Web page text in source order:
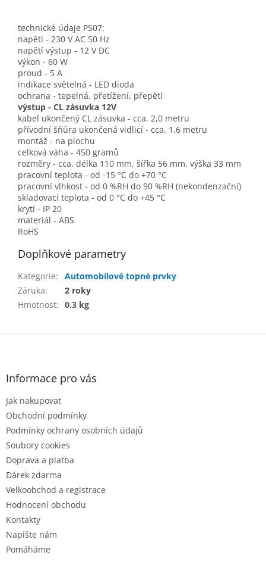
technické údaje PS07:
napětí - 230 V AC 50 Hz
napětí výstup - 12 V DC
výkon - 60 W
proud - 5 A
indikace světelná - LED dioda
ochrana - tepelná, přetížení, přepětí
výstup - CL zásuvka 12V
kabel ukončený CL zásuvka - cca. 2,0 metru
přívodní šňůra ukončená vidlicí - cca. 1,6 metru
montáž - na plochu
celková váha - 450 gramů
rozměry - cca. délka 110 mm, šířka 56 mm, výška 33 mm
pracovní teplota - od -15 °C do +70 °C
pracovní vlhkost - od 0 %RH do 90 %RH (nekondenzační)
skladovací teplota - od 0 °C do +45 °C
krytí - IP 20
materiál - ABS
RoHS
Doplňkové parametry
Kategorie:
Automobilové topné prvky
Záruka:
2 roky
Hmotnost: 0.3 kg
Z
Informace pro vás
Jak nakupovat
Obchodní podmínky
Podmínky ochrany osobních údajů
Soubory cookies
Doprava a platba
Dárek zdarma
Velkoobchod a registrace
Hodnocení obchodu
Kontakty
Napište nám
Pomáháme